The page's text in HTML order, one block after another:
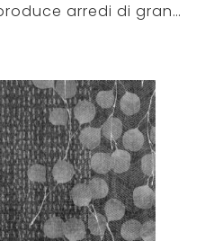
Il conosciuto brand produce arredi di grande qualità con cui impreziosire con stile uno tra gli ambienti di casa in cui spendi buona parte del tempo.